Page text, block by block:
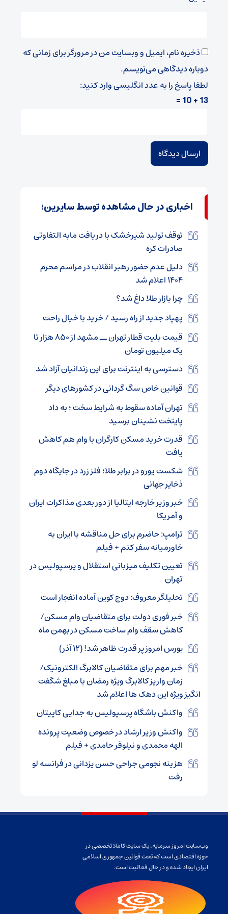
ذخیره نام، ایمیل و وبسایت من در مرورگر برای زمانی که
دوباره دیدگاهی می‌نویسم.
لطفا پاسخ را به عدد انگلیسی وارد کنید:
13 + 10 =
اخباری در حال مشاهده توسط سایرین؛
توقف تولید شیرخشک با دریافت مابه التفاوتی
صادرات کره
دلیل عدم حضور رهبر انقلاب در مراسم محرم
۱۴۰۴ اعلام شد
چرا بازار طلا داغ شد؟
پهپاد جدید از راه رسید / خرید با خیال راحت
قیمت بلیت قطار تهران ــ مشهد از ۸۵۰ هزار تا
یک میلیون تومان
دسترسی به اینترنت برای این زندانیان آزاد شد
قوانین خاص سگ گردانی در کشورهای دیگر
تهران آماده سقوط به شرایط سخت ؛ به داد
پایتخت نشینان برسید
قدرت خرید مسکن کارگران با وام هم کاهش
یافت
شکست یورو در برابر طلا؛ فلز زرد در جایگاه دوم
ذخایر جهانی
خبر وزیر خارجه ایتالیا از دور بعدی مذاکرات ایران
و آمریکا
ترامپ: حاضرم برای حل مناقشه با ایران به
خاورمیانه سفر کنم + فیلم
تعیین تکلیف میزبانی استقلال و پرسپولیس در
تهران
تحلیلگر معروف: دوج کوین آماده انفجار است
خبر فوری دولت برای متقاضیان وام مسکن/
کاهش سقف وام ساخت مسکن در بهمن ماه
بورس امروز پر قدرت ظاهر شد! (۱۲ آذر)
خبر مهم برای متقاضیان کالابرگ الکترونیک/
زمان واریز کالابرگ ویژه رمضان با مبلغ شگفت
انگیز ویژه این دهک ها اعلام شد
واکنش باشگاه پرسپولیس به جدایی کاپیتان
واکنش وزیر ارشاد در خصوص وضعیت پرونده
الهه محمدی و نیلوفر حامدی + فیلم
هزینه نجومی جراحی حسن یزدانی در فرانسه لو
رفت
وب‌سایت امروز سرمایه، یک سایت کاملا تخصصی در
حوزه اقتصادی است که تحت قوانین جمهوری اسلامی
ایران ایجاد شده و در حال فعالیت است.